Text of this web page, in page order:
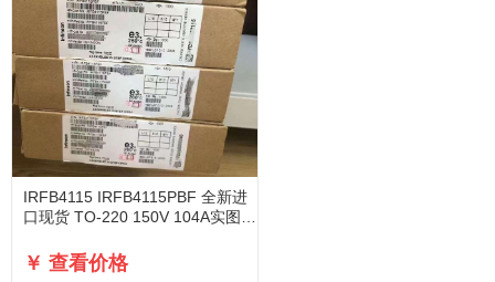
IRFB4115 IRFB4115PBF 全新进
口现货 TO-220 150V 104A实图可
￥ 查看价格